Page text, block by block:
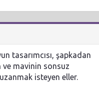
tasarımcısı, şapkadan
ve mavinin sonsuz
uzanmak isteyen eller.